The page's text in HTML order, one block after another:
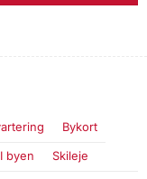
Bykort
I byen Skileje